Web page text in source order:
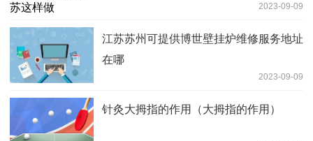
2023-09-09
江苏苏州可提供博世壁挂炉维修服务地址
在哪
2023-09-09
针灸大拇指的作用（大拇指的作用）